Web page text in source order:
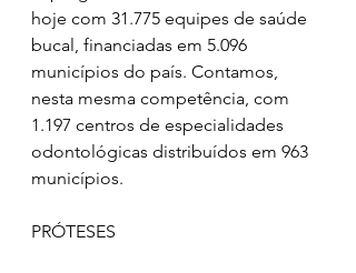
hoje com 31.775 equipes de saúde
bucal, financiadas em 5.096
municípios do país. Contamos,
nesta mesma competência, com
1.197 centros de especialidades
odontológicas distribuídos em 963
municípios.
PRÓTESES